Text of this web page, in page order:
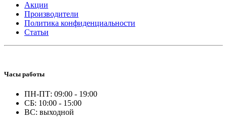
Акции
Производители
Политика конфиденциальности
Статьи
Часы работы
ПН-ПТ: 09:00 - 19:00
СБ: 10:00 - 15:00
ВС: выходной